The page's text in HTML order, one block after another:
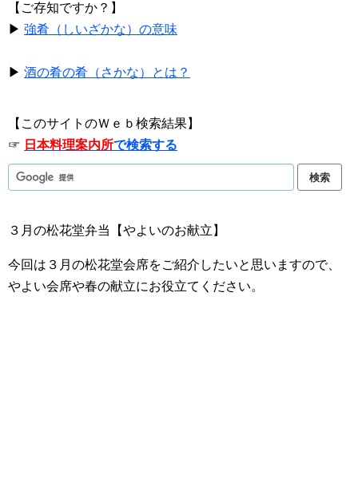
【ご存知ですか？】
▶ 強肴（しいざかな）の意味
▶ 酒の肴の肴（さかな）とは？
【このサイトのＷｅｂ検索結果】
☞ 日本料理案内所で検索する
３月の松花堂弁当【やよいのお献立】
今回は３月の松花堂会席をご紹介したいと思いますので、
やよい会席や春の献立にお役立てください。